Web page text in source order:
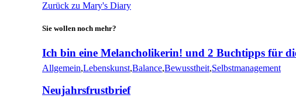
Zurück zu Mary's Diary
Sie wollen noch mehr?
Ich bin eine Melancholikerin! und 2 Buchtipps für
Allgemein,Lebenskunst,Balance,Bewusstheit,Selbstmanagement
Neujahrsfrustbrief